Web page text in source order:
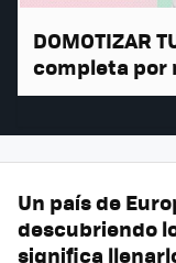
DOMOTIZAR
completa por
Un país de
descubriendo
significa